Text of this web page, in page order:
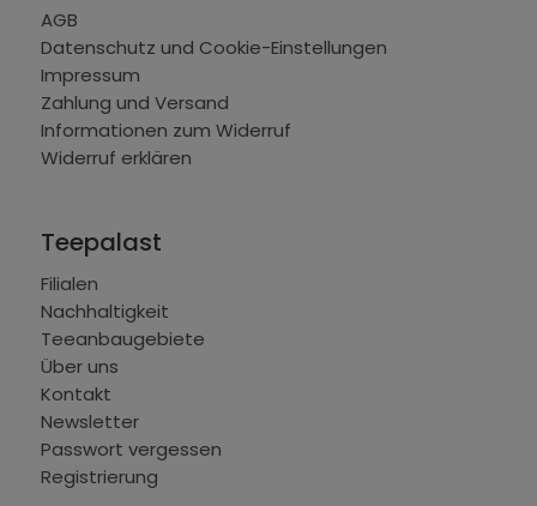
AGB
Datenschutz und Cookie-Einstellungen
Impressum
Zahlung und Versand
Informationen zum Widerruf
Widerruf erklären
Teepalast
Filialen
Nachhaltigkeit
Teeanbaugebiete
Über uns
Kontakt
Newsletter
Passwort vergessen
Registrierung